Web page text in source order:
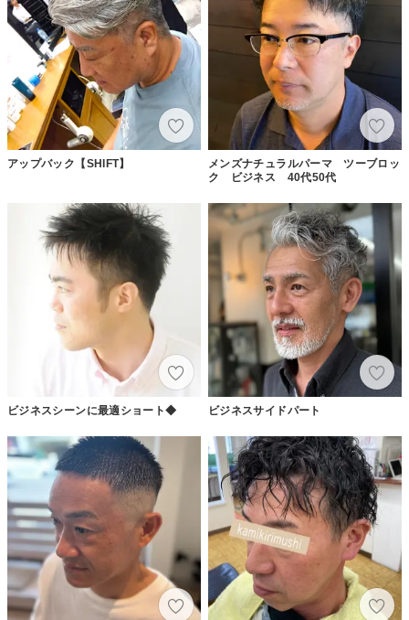
アップバック【SHIFT】
メンズナチュラルパーマ ツーブロッ
ク ビジネス 40代50代
ビジネスシーンに最適ショート◆ ビジネスサイドパート